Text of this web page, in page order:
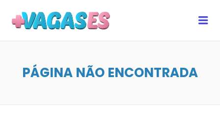
PÁGINA NÃO ENCONTRADA